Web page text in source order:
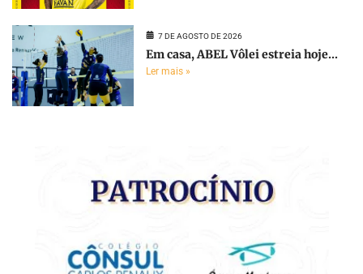
7 DE AGOSTO DE 2026
Em casa, ABEL Vôlei estreia hoje...
Ler mais »